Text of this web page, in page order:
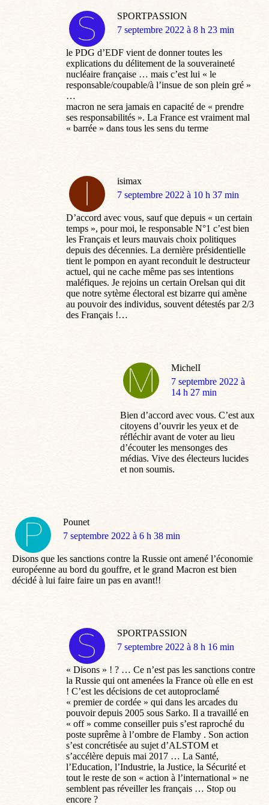
SPORTPASSION
dit
7 septembre 2022 à 8 h 23 min
le PDG d’EDF vient de donner toutes les
explications du délitement de la souveraineté
nucléaire française … mais c’est lui « le
responsable/coupable/à l’insue de son plein gré »
…
macron ne sera jamais en capacité de « prendre
ses responsabilités ». La France est vraiment mal
« barrée » dans tous les sens du terme
isimax
dit
7 septembre 2022 à 10 h 37 min
D’accord avec vous, sauf que depuis « un certain
temps », pour moi, le responsable N°1 c’est bien
les Français et leurs mauvais choix politiques
depuis des décennies. La dernière présidentielle
tient le pompon en ayant reconduit le destructeur
actuel, qui ne cache même pas ses intentions
maléfiques. Je rejoins un certain Orelsan qui dit
que notre sytème électoral est bizarre qui amène
au pouvoir des individus, souvent détestés par 2/3
des Français !…
MichelI
dit
:
7 septembre 2022 à
14 h 27 min
Bien d’accord avec vous. C’est aux
citoyens d’ouvrir les yeux et de
réfléchir avant de voter au lieu
d’écouter les mensonges des
médias. Vive des électeurs lucides
et non soumis.
Pounet
dit
7 septembre 2022 à 6 h 38 min
Disons que les sanctions contre la Russie ont amené l’économie
européenne au bord du gouffre, et le grand Macron est bien
décidé à lui faire faire un pas en avant!!
SPORTPASSION
dit
7 septembre 2022 à 8 h 16 min
« Disons » ! ? … Ce n’est pas les sanctions contre
la Russie qui ont amenées la France où elle en est
! C’est les décisions de cet autoproclamé
« premier de cordée » qui dans les arcades du
pouvoir depuis 2005 sous Sarko. Il a travaillé en
« off » comme conseiller puis s’est raproché du
poste suprême à l’ombre de Flamby . Son action
s’est concrétisée au sujet d’ALSTOM et
s’accélère depuis mai 2017 … La Santé,
l’Education, l’Industrie, la Justice, la Sécurité et
tout le reste de son « action à l’international » ne
semblent pas réveiller les français … Stop ou
encore ?